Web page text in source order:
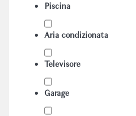
Piscina
Aria condizionata
Televisore
Garage